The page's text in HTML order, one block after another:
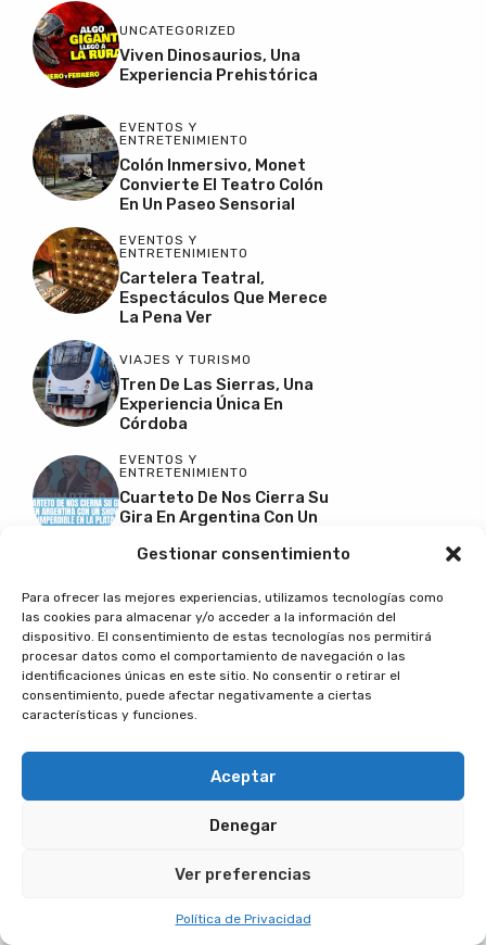
Gestionar consentimiento
Para ofrecer las mejores experiencias, utilizamos tecnologías como
las cookies para almacenar y/o acceder a la información del
dispositivo. El consentimiento de estas tecnologías nos permitirá
procesar datos como el comportamiento de navegación o las
identificaciones únicas en este sitio. No consentir o retirar el
consentimiento, puede afectar negativamente a ciertas
características y funciones.
Aceptar
Denegar
Ver preferencias
Política de Privacidad
UNCATEGORIZED
Viven Dinosaurios, Una
Experiencia Prehistórica
EVENTOS Y
ENTRETENIMIENTO
Colón Inmersivo, Monet
Convierte El Teatro Colón
En Un Paseo Sensorial
EVENTOS Y
ENTRETENIMIENTO
Cartelera Teatral,
Espectáculos Que Merece
La Pena Ver
VIAJES Y TURISMO
Tren De Las Sierras, Una
Experiencia Única En
Córdoba
EVENTOS Y
ENTRETENIMIENTO
Cuarteto De Nos Cierra Su
Gira En Argentina Con Un
Plata
Ofertas Imperdibles En
Frutas Y Verduras En La
Feria Minorista Del
Mercado Central
CAMINANDO ARGENTINA